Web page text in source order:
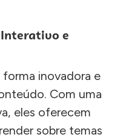
e
forma inovadora e
Com uma
eles oferecem
sobre temas